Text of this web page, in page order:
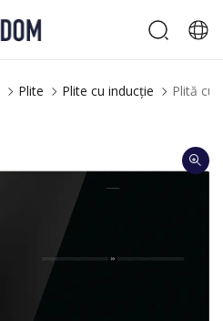
Plite Plite cu inducție Plită cu